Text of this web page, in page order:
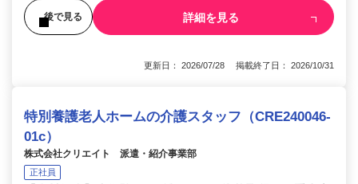
後で見る 詳細を見る
更新日： 2026/07/28 掲載終了日： 2026/10/31
特別養護老人ホームの介護スタッフ（CRE240046-
01c）
株式会社クリエイト 派遣・紹介事業部
正社員